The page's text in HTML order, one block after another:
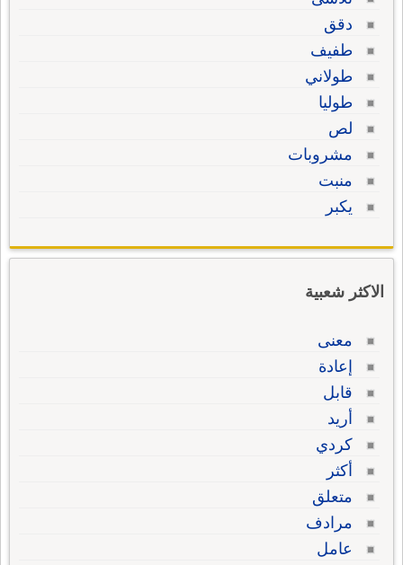
دقق
طفيف
طولاني
طوليا
لص
مشروبات
منبت
يكبر
الاكثر شعبية
معنى
إعادة
قابل
أريد
كردي
أكثر
متعلق
مرادف
عامل